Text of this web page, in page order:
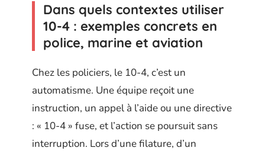
Dans quels contextes utiliser
10-4 : exemples concrets en
police, marine et aviation
Chez les policiers, le 10-4, c’est un
automatisme. Une équipe reçoit une
instruction, un appel à l’aide ou une directive
: « 10-4 » fuse, et l’action se poursuit sans
interruption. Lors d’une filature, d’un